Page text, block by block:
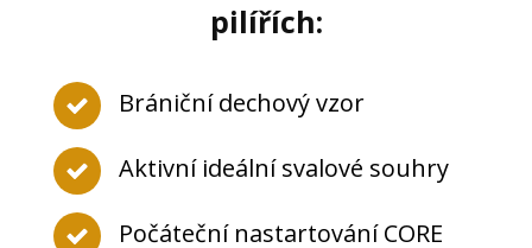
pilířích:
Brániční dechový vzor
Aktivní ideální svalové souhry
Počáteční nastartování CORE